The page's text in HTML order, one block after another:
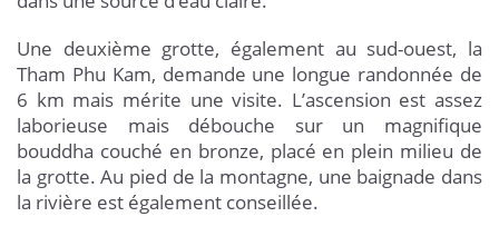
Une deuxième grotte, également au sud-ouest, la
Tham Phu Kam, demande une longue randonnée de
6 km mais mérite une visite. L’ascension est assez
laborieuse mais débouche sur un magnifique
bouddha couché en bronze, placé en plein milieu de
la grotte. Au pied de la montagne, une baignade dans
la rivière est également conseillée.